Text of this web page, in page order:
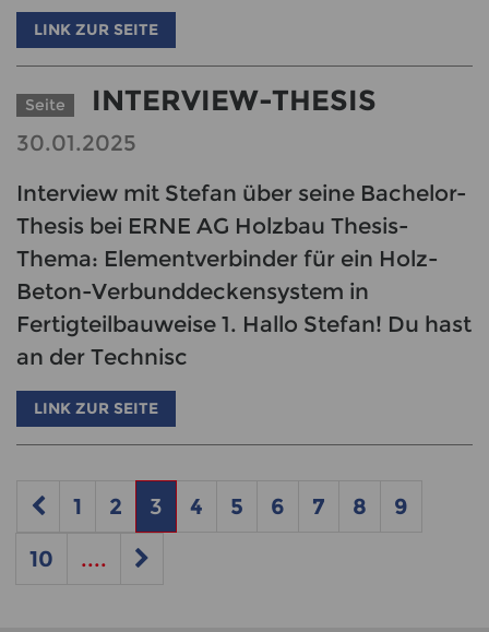
LINK ZUR SEITE
Seite INTERVIEW-THESIS
30.01.2025
Interview mit Stefan über seine Bachelor-
Thesis bei ERNE AG Holzbau Thesis-
Thema: Elementverbinder für ein Holz-
Beton-Verbunddeckensystem in
Fertigteilbauweise 1. Hallo Stefan! Du hast
an der Technisc
LINK ZUR SEITE
1 2 3 4 5 6 7 8
9
10
....